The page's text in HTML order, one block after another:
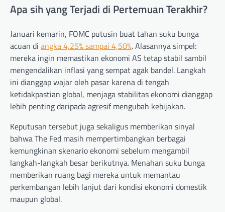
Apa sih yang Terjadi di Pertemuan Terakhir?
Januari kemarin, FOMC putusin buat tahan suku bunga
acuan di angka 4,25% sampai 4,50%. Alasannya simpel:
mereka ingin memastikan ekonomi AS tetap stabil sambil
mengendalikan inflasi yang sempat agak bandel. Langkah
ini dianggap wajar oleh pasar karena di tengah
ketidakpastian global, menjaga stabilitas ekonomi dianggap
lebih penting daripada agresif mengubah kebijakan.
Keputusan tersebut juga sekaligus memberikan sinyal
bahwa The Fed masih mempertimbangkan berbagai
kemungkinan skenario ekonomi sebelum mengambil
langkah-langkah besar berikutnya. Menahan suku bunga
memberikan ruang bagi mereka untuk memantau
perkembangan lebih lanjut dari kondisi ekonomi domestik
maupun global.